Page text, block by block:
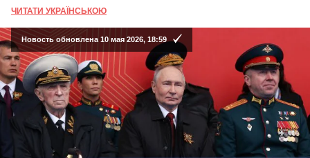
ЧИТАТИ УКРАЇНСЬКОЮ
Новость обновлена 10 мая 2026, 18:59